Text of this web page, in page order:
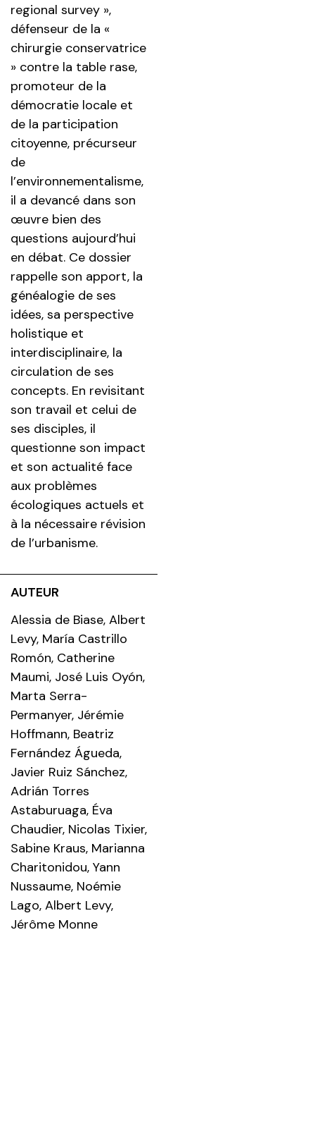
regional survey »,
défenseur de la «
chirurgie conservatrice
» contre la table rase,
promoteur de la
démocratie locale et
de la participation
citoyenne, précurseur
de
l’environnementalisme,
il a devancé dans son
œuvre bien des
questions aujourd’hui
en débat. Ce dossier
rappelle son apport, la
généalogie de ses
idées, sa perspective
holistique et
interdisciplinaire, la
circulation de ses
concepts. En revisitant
son travail et celui de
ses disciples, il
questionne son impact
et son actualité face
aux problèmes
écologiques actuels et
à la nécessaire révision
de l’urbanisme.
AUTEUR
Alessia de Biase, Albert
Levy, María Castrillo
Romón, Catherine
Maumi, José Luis Oyón,
Marta Serra-
Permanyer, Jérémie
Hoffmann, Beatriz
Fernández Águeda,
Javier Ruiz Sánchez,
Adrián Torres
Astaburuaga, Éva
Chaudier, Nicolas Tixier,
Sabine Kraus, Marianna
Charitonidou, Yann
Nussaume, Noémie
Lago, Albert Levy,
Jérôme Monne